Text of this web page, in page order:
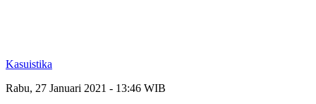
Kasuistika
Rabu, 27 Januari 2021 - 13:46 WIB